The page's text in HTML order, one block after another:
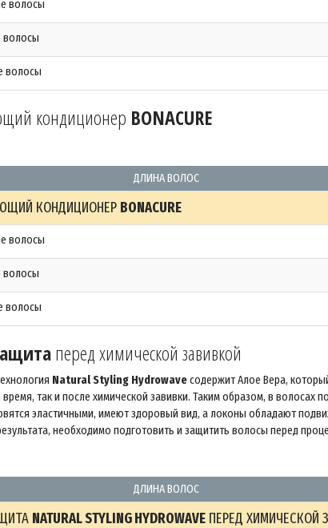
волосы
волосы
волосы
кондиционер BONACURE
ДЛИНА ВОЛОС
КОНДИЦИОНЕР BONACURE
волосы
волосы
волосы
перед химической завивкой
Natural Styling Hydrowaveсодержит Алое Вера,
так и после химической завивки. Таким образом, в волосах
эластичными, имеют здоровый вид, а локоны обладают
необходимо подготовить и защитить волосы перед
ДЛИНА ВОЛОС
NATURAL STYLING HYDROWAVE ПЕРЕД ХИМИЧЕСКОЙ